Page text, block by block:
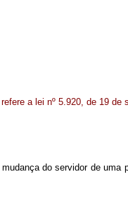
a lei nº 5.920, de 19 de
do servidor de